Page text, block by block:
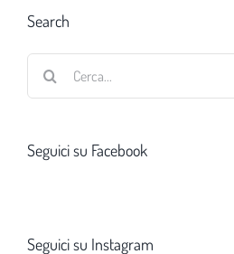
Search
Seguici su Facebook
Seguici su Instagram